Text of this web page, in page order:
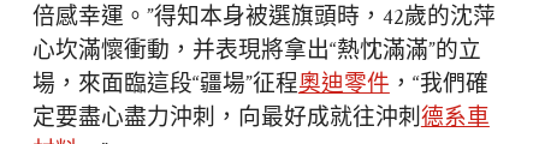
倍感幸運。”得知本身被選旗頭時，42歲的沈萍
心坎滿懷衝動，并表現將拿出“熱忱滿滿”的立
場，來面臨這段“疆場”征程奧迪零件 ，“我們確
定要盡心盡力沖刺，向最好成就往沖刺德系車